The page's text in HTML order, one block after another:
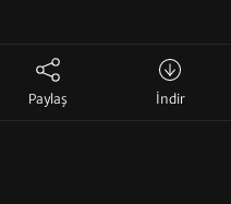
Paylaş İndir